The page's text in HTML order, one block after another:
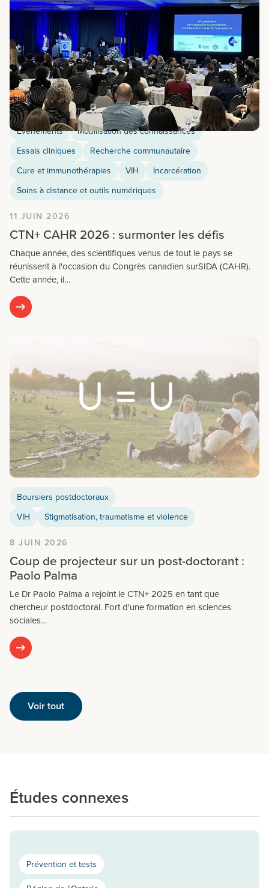
Evénements
Mobilisation des connaissances
Essais cliniques
Recherche communautaire
Cure et immunothérapies
VIH
Incarcération
Soins à distance et outils numériques
11 JUIN 2026
CTN+ CAHR 2026 : surmonter les défis
Chaque année, des scientifiques venus de tout le pays se
réunissent à l'occasion du Congrès canadien surSIDA (CAHR).
Cette année, il…
Boursiers postdoctoraux
VIH
Stigmatisation, traumatisme et violence
8 JUIN 2026
Coup de projecteur sur un post-doctorant :
Paolo Palma
Le Dr Paolo Palma a rejoint le CTN+ 2025 en tant que
chercheur postdoctoral. Fort d'une formation en sciences
sociales…
Voir tout
Études connexes
Prévention et tests